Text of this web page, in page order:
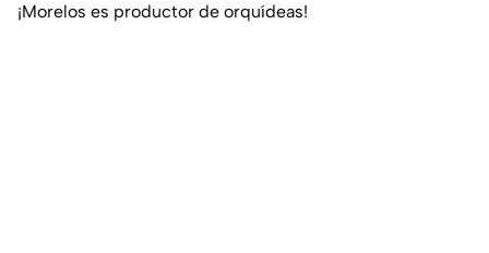
¡Morelos es productor de orquídeas!